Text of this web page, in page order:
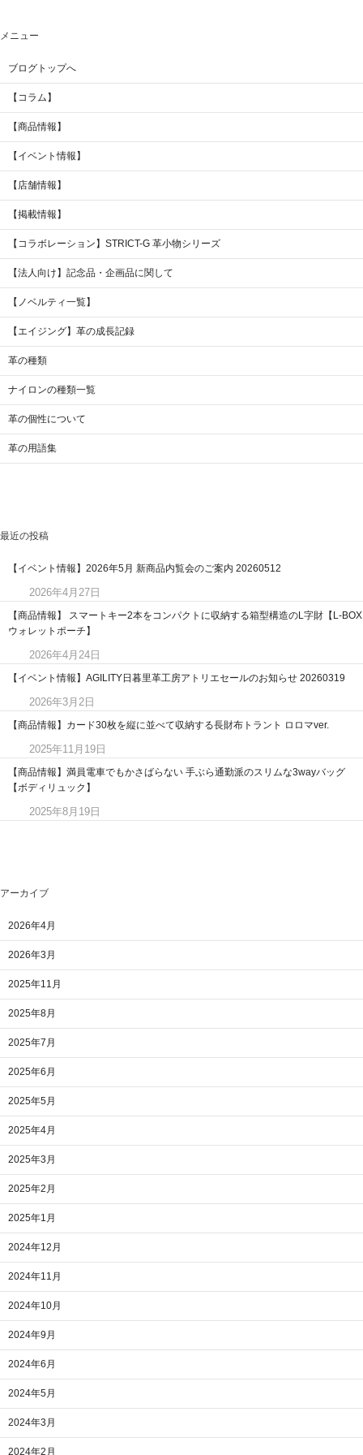
メニュー
ブログトップへ
【コラム】
【商品情報】
【イベント情報】
【店舗情報】
【掲載情報】
【コラボレーション】STRICT-G 革小物シリーズ
【法人向け】記念品・企画品に関して
【ノベルティ一覧】
【エイジング】革の成長記録
革の種類
ナイロンの種類一覧
革の個性について
革の用語集
最近の投稿
【イベント情報】2026年5月 新商品内覧会のご案内 20260512
2026年4月27日
【商品情報】 スマートキー2本をコンパクトに収納する箱型構造のL字財【L-BOX
ウォレットポーチ】
2026年4月24日
【イベント情報】AGILITY日暮里革工房アトリエセールのお知らせ 20260319
2026年3月2日
【商品情報】カード30枚を縦に並べて収納する長財布トラント ロロマver.
2025年11月19日
【商品情報】満員電車でもかさばらない 手ぶら通勤派のスリムな3wayバッグ
【ボディリュック】
2025年8月19日
アーカイブ
2026年4月
2026年3月
2025年11月
2025年8月
2025年7月
2025年6月
2025年5月
2025年4月
2025年3月
2025年2月
2025年1月
2024年12月
2024年11月
2024年10月
2024年9月
2024年6月
2024年5月
2024年3月
2024年2月